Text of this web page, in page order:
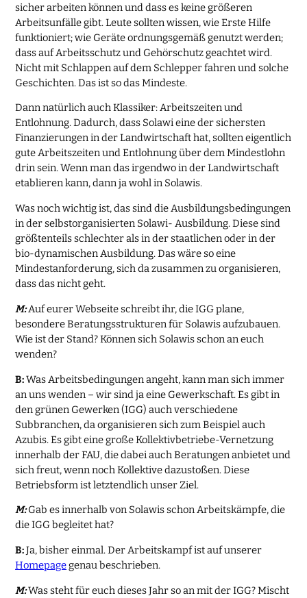
sicher arbeiten können und dass es keine größeren
Arbeitsunfälle gibt. Leute sollten wissen, wie Erste Hilfe
funktioniert; wie Geräte ordnungsgemäß genutzt werden;
dass auf Arbeitsschutz und Gehörschutz geachtet wird.
Nicht mit Schlappen auf dem Schlepper fahren und solche
Geschichten. Das ist so das Mindeste.
Dann natürlich auch Klassiker: Arbeitszeiten und
Entlohnung. Dadurch, dass Solawi eine der sichersten
Finanzierungen in der Landwirtschaft hat, sollten eigentlich
gute Arbeitszeiten und Entlohnung über dem Mindestlohn
drin sein. Wenn man das irgendwo in der Landwirtschaft
etablieren kann, dann ja wohl in Solawis.
Was noch wichtig ist, das sind die Ausbildungsbedingungen
in der selbstorganisierten Solawi- Ausbildung. Diese sind
größtenteils schlechter als in der staatlichen oder in der
bio-dynamischen Ausbildung. Das wäre so eine
Mindestanforderung, sich da zusammen zu organisieren,
dass das nicht geht.
M:Auf eurer Webseite schreibt ihr, die IGG plane,
besondere Beratungsstrukturen für Solawis aufzubauen.
Wie ist der Stand? Können sich Solawis schon an euch
wenden?
B:Was Arbeitsbedingungen angeht, kann man sich immer
an uns wenden – wir sind ja eine Gewerkschaft. Es gibt in
den grünen Gewerken (IGG) auch verschiedene
Subbranchen, da organisieren sich zum Beispiel auch
Azubis. Es gibt eine große Kollektivbetriebe-Vernetzung
innerhalb der FAU, die dabei auch Beratungen anbietet und
sich freut, wenn noch Kollektive dazustoßen. Diese
Betriebsform ist letztendlich unser Ziel.
M: Gab es innerhalb von Solawis schon Arbeitskämpfe, die
die IGG begleitet hat?
B:Ja, bisher einmal. Der Arbeitskampf ist auf unserer
Homepagegenau beschrieben.
M:Was steht für euch dieses Jahr so an mit der IGG? Mischt